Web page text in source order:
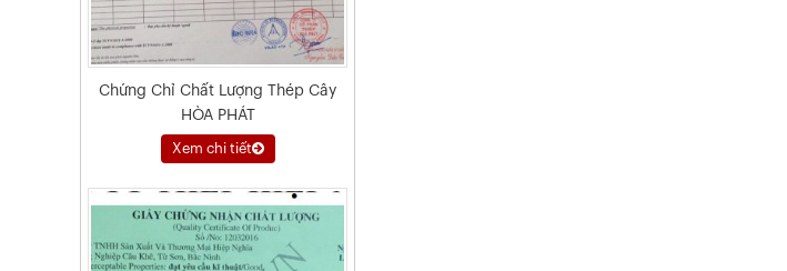
Chứng Chỉ Chất Lượng Thép Cây
HÒA PHÁT
Xem chi tiết